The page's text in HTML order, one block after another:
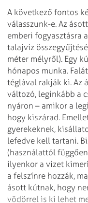
A következő fontos
válasszunk-e. Az
emberi fogyasztásra
talajvíz
méter mélyről). Egy
hónapos munka.
téglával rakják ki. Az
változó, leginkább a
nyáron – amikor a
hogy kiszárad.
gyerekeknek,
lefedve kell tartani.
(használattól
ilyenkor a vizet
a felszínre hozzák,
ásott kútnak, hogy
vödörrel is ki lehet